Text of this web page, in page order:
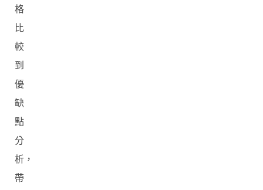
格
比
較
到
優
缺
點
分
析，
帶